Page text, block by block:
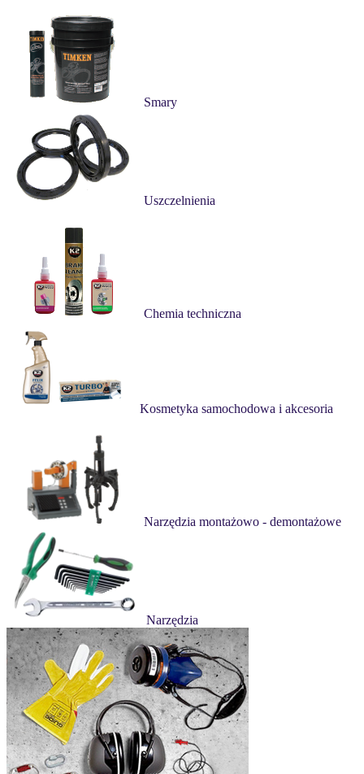
Smary
Uszczelnienia
Chemia techniczna
Kosmetyka samochodowa i akcesoria
Narzędzia montażowo - demontażowe
Narzędzia